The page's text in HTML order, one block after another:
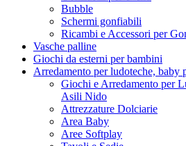
Bubble
Schermi gonfiabili
Ricambi e Accessori per
Vasche palline
Giochi da esterni per bambini
Arredamento per ludoteche, baby
Giochi e Arredamento per
Asili Nido
Attrezzature Dolciarie
Area Baby
Aree Softplay